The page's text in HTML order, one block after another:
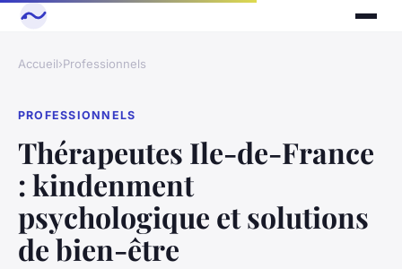
Accueil›Professionnels
PROFESSIONNELS
Thérapeutes Ile-de-France
: kindenment
psychologique et solutions
de bien-être